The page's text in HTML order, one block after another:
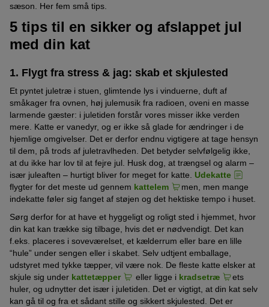
sæson. Her fem små tips.
5 tips til en sikker og afslappet jul
med din kat
1. Flygt fra stress & jag: skab et skjulested
Et pyntet juletræ i stuen, glimtende lys i vinduerne, duft af
småkager fra ovnen, høj julemusik fra radioen, oveni en masse
larmende gæster: i juletiden forstår vores misser ikke verden
mere. Katte er vanedyr, og er ikke så glade for ændringer i de
hjemlige omgivelser. Det er derfor endnu vigtigere at tage hensyn
til dem, på trods af juletravlheden. Det betyder selvfølgelig ikke,
at du ikke har lov til at fejre jul. Husk dog, at trængsel og alarm –
især juleaften – hurtigt bliver for meget for katte. Udekatte
flygter for det meste ud gennem kattelem
men, men mange
indekatte føler sig fanget af støjen og det hektiske tempo i huset.
Sørg derfor for at have et hyggeligt og roligt sted i hjemmet, hvor
din kat kan trække sig tilbage, hvis det er nødvendigt. Det kan
f.eks. placeres i soveværelset, et kælderrum eller bare en lille
“hule” under sengen eller i skabet. Selv udtjent emballage,
udstyret med tykke tæpper, vil være nok. De fleste katte elsker at
skjule sig under kattetæpper eller ligge i kradsetræ
ets
huler, og udnytter det især i juletiden. Det er vigtigt, at din kat selv
kan gå til og fra et sådant stille og sikkert skjulested. Det er